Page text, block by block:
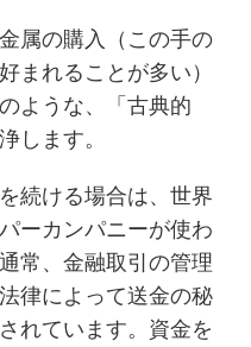
属の購入（この手の
まれることが多い）
ような、「古典的
します。
続ける場合は、世界
ーカンパニーが使わ
常、金融取引の管理
律によって送金の秘
れています。資金を